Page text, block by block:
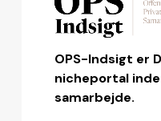
OPS-Indsigt er
nicheportal
samarbejde.